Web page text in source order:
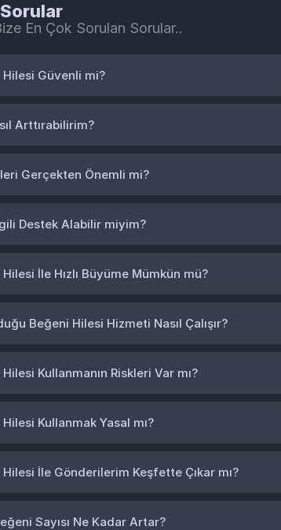
En Çok Sorulan Sorular..
Güvenli mi?
Arttırabilirim?
Gerçekten Önemli mi?
Destek Alabilir miyim?
İle Hızlı Büyüme Mümkün mü?
Beğeni Hilesi Hizmeti Nasıl Çalışır?
Kullanmanın Riskleri Var mı?
Kullanmak Yasal mı?
İle Gönderilerim Keşfette Çıkar mı?
Sayısı Ne Kadar Artar?